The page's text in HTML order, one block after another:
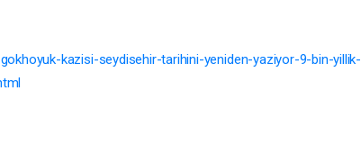
kazisi-seydisehir-tarihini-yeniden-yaziyor-9-bin-yillik-